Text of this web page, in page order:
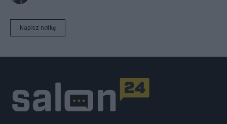
Napisz notkę